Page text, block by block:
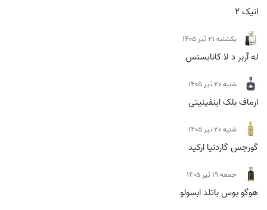
انیک 2
يكشنبه 21 تیر 1405
له آربر د لا کانایسنس
شنبه 20 تیر 1405
ارماف بلک اینفینیتی
شنبه 20 تیر 1405
گورجس گاردنیا ارکید
جمعه 19 تیر 1405
هوگو بوس باتلد ابسولو